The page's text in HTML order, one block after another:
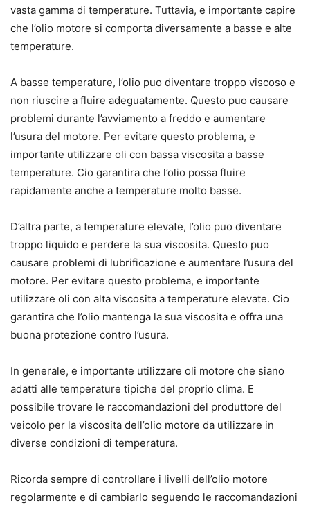
vasta gamma di temperature. Tuttavia, e importante capire
che l’olio motore si comporta diversamente a basse e alte
temperature.
A basse temperature, l’olio puo diventare troppo viscoso e
non riuscire a fluire adeguatamente. Questo puo causare
problemi durante l’avviamento a freddo e aumentare
l’usura del motore. Per evitare questo problema, e
importante utilizzare oli con bassa viscosita a basse
temperature. Cio garantira che l’olio possa fluire
rapidamente anche a temperature molto basse.
D’altra parte, a temperature elevate, l’olio puo diventare
troppo liquido e perdere la sua viscosita. Questo puo
causare problemi di lubrificazione e aumentare l’usura del
motore. Per evitare questo problema, e importante
utilizzare oli con alta viscosita a temperature elevate. Cio
garantira che l’olio mantenga la sua viscosita e offra una
buona protezione contro l’usura.
In generale, e importante utilizzare oli motore che siano
adatti alle temperature tipiche del proprio clima. E
possibile trovare le raccomandazioni del produttore del
veicolo per la viscosita dell’olio motore da utilizzare in
diverse condizioni di temperatura.
Ricorda sempre di controllare i livelli dell’olio motore
regolarmente e di cambiarlo seguendo le raccomandazioni